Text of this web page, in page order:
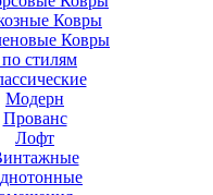
Ковры
Ковры
стилям
Модерн
Прованс
Лофт